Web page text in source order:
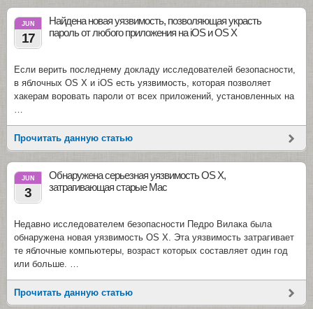
JUN
17
Найдена новая уязвимость, позволяющая украсть
пароль от любого приложения на iOS и OS X
Если верить последнему докладу исследователей безопасности,
в яблочных OS X и iOS есть уязвимость, которая позволяет
хакерам воровать пароли от всех приложений, установленных на
…
Прочитать данную статью
JUN
3
Обнаружена серьезная уязвимость OS X,
затрагивающая старые Mac
Недавно исследователем безопасности Педро Вилака была
обнаружена новая уязвимость OS X. Эта уязвимость затрагивает
те яблочные компьютеры, возраст которых составляет один год
или больше. …
Прочитать данную статью